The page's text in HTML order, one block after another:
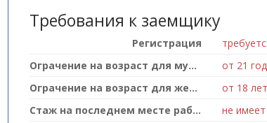
Требования к заемщику
Регистрация
Ограчение на возраст для мужчин
от 21
Ограчение на возраст для женщин
от 18
Стаж на последнем месте работы
не